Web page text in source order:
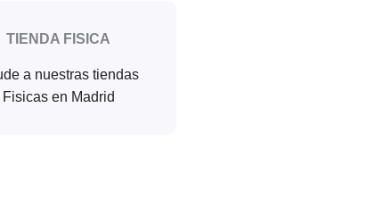
TIENDA FISICA
a nuestras tiendas
Fisicas en Madrid